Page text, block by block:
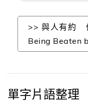
>> 與人有約
Being Beaten
單字片語整理